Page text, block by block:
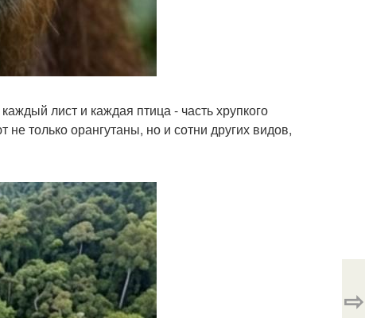
лист и каждая птица - часть хрупкого
только орангутаны, но и сотни других видов,
⇨